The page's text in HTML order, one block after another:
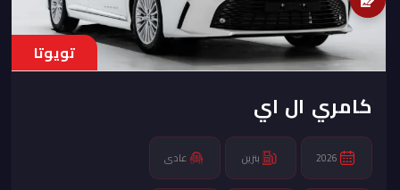
تويوتا
كامري ال اي
2026 بنزين عادى